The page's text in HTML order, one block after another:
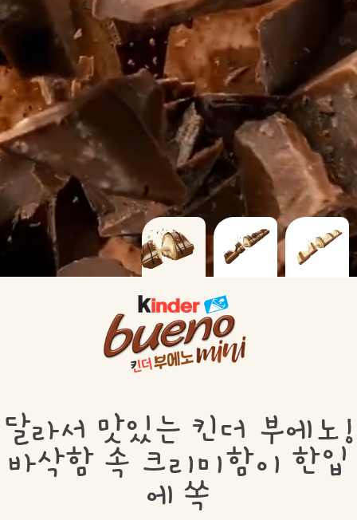
달라서 맛있는 킨더 부에노!
바삭함 속 크리미함이 한입
에 쏙